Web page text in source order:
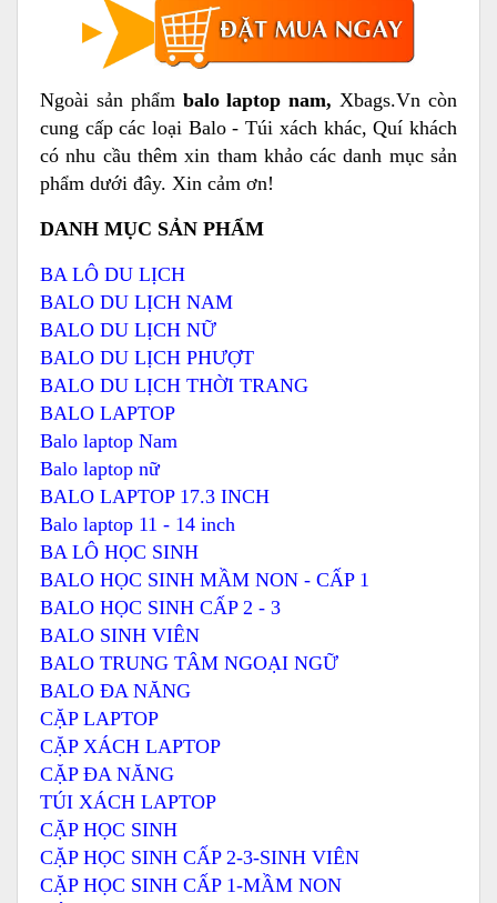
Ngoài sản phẩm balo laptop nam,Xbags.Vn còn
cung cấp các loại Balo - Túi xách khác, Quí khách
có nhu cầu thêm xin tham khảo các danh mục sản
phẩm dưới đây. Xin cảm ơn!
DANH MỤC SẢN PHẨM
BA LÔ DU LỊCH
BALO DU LỊCH NAM
BALO DU LỊCH NỮ
BALO DU LỊCH PHƯỢT
BALO DU LỊCH THỜI TRANG
BALO LAPTOP
Balo laptop Nam
Balo laptop nữ
BALO LAPTOP 17.3 INCH
Balo laptop 11 - 14 inch
BA LÔ HỌC SINH
BALO HỌC SINH MẦM NON - CẤP 1
BALO HỌC SINH CẤP 2 - 3
BALO SINH VIÊN
BALO TRUNG TÂM NGOẠI NGỮ
BALO ĐA NĂNG
CẶP LAPTOP
CẶP XÁCH LAPTOP
CẶP ĐA NĂNG
TÚI XÁCH LAPTOP
CẶP HỌC SINH
CẶP HỌC SINH CẤP 2-3-SINH VIÊN
CẶP HỌC SINH CẤP 1-MẦM NON